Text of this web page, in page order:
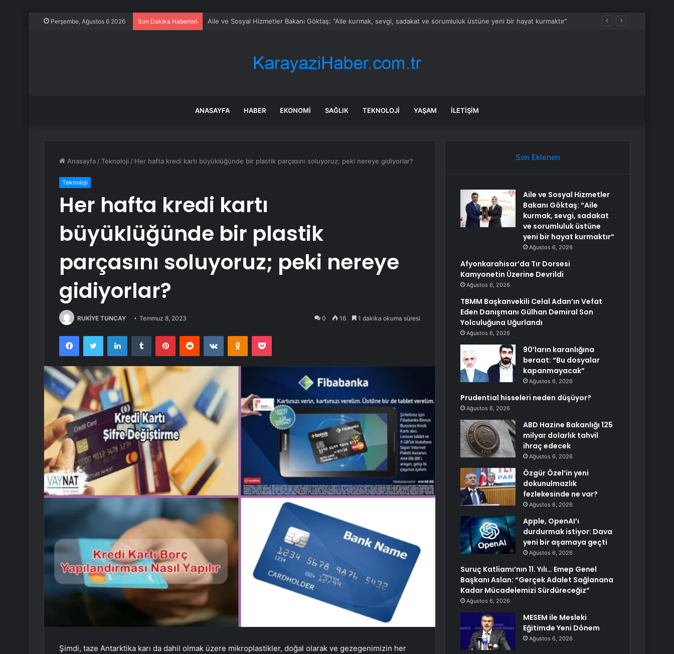
Perşembe, Ağustos 6 2026 Son Dakika Haberleri Aile ve Sosyal Hizmetler Bakanı Göktaş: “Aile kurmak, sevgi, sadakat ve sorumluluk üstüne yeni bir hayat kurmaktır”
ANASAYFA HABER EKONOMI SAĞLIK TEKNOLOJI YAŞAM İLETIŞIM
Anasayfa /Teknoloji / Her hafta kredi kartı büyüklüğünde bir plastik parçasını soluyoruz; peki nereye gidiyorlar?
Teknoloji
Her hafta kredi kartı
büyüklüğünde bir plastik
parçasını soluyoruz; peki nereye
gidiyorlar?
RUKİYE TUNCAY Temmuz 8, 2023 0 16 1 dakika okuma süresi
FacebookTwitter LinkedInTumblr PinterestReddit VKontakteOdnoklassniki
Pocket
Şimdi, taze Antarktika karı da dahil olmak üzere mikroplastikler, doğal olarak ve gezegenimizin her
Son Eklenen
Aile ve Sosyal Hizmetler
Bakanı Göktaş: “Aile
kurmak, sevgi, sadakat
ve sorumluluk üstüne
yeni bir hayat kurmaktır”
Ağustos 6, 2026
Afyonkarahisar’da Tır Dorsesi
Kamyonetin Üzerine Devrildi
Ağustos 6, 2026
TBMM Başkanvekili Celal Adan’ın Vefat
Eden Danışmanı Gülhan Demiral Son
Yolculuğuna Uğurlandı
Ağustos 6, 2026
90’ların karanlığına
beraat: “Bu dosyalar
kapanmayacak”
Ağustos 6, 2026
Prudential hisseleri neden düşüyor?
Ağustos 6, 2026
ABD Hazine Bakanlığı 125
milyar dolarlık tahvil
ihraç edecek
Ağustos 6, 2026
Özgür Özel’in yeni
dokunulmazlık
fezlekesinde ne var?
Ağustos 6, 2026
Apple, OpenAI’ı
durdurmak istiyor: Dava
yeni bir aşamaya geçti
Ağustos 6, 2026
Suruç Katliamı’nın 11. Yılı… Emep Genel
Başkanı Aslan: “Gerçek Adalet Sağlanana
Kadar Mücadelemizi Sürdüreceğiz”
Ağustos 6, 2026
MESEM ile Mesleki
Eğitimde Yeni Dönem
Ağustos 6, 2026